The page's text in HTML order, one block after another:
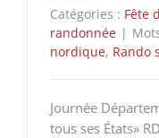
Catégories : Fête
randonnée |
nordique, Rando
Journée
tous ses États»